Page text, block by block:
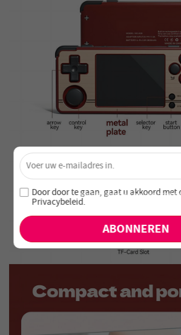
Ontgrendel 4% Korting –
Word lid van onze nieuwsbrief en mis
aanbiedingen en nieuwe
Door door te gaan, gaat u akkoord met
Privacybeleid.